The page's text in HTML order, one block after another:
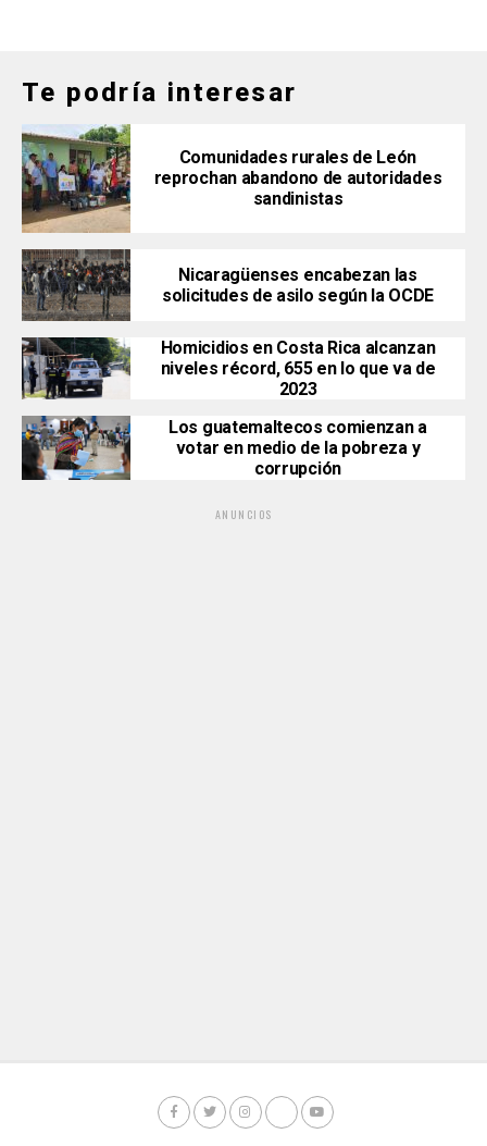
Te podría interesar
Comunidades rurales de León
reprochan abandono de autoridades
sandinistas
Nicaragüenses encabezan las
solicitudes de asilo según la OCDE
Homicidios en Costa Rica alcanzan
niveles récord, 655 en lo que va de
2023
Los guatemaltecos comienzan a
votar en medio de la pobreza y
corrupción
ANUNCIOS